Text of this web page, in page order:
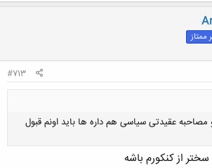
کلیک کنید تا باز شود...
ممتاز
#713
مصاحبه عقیدتی سیاسی هم داره ها باید اونم قبول
از کنکورم باشه